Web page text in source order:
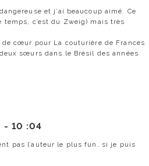
et j’ai beaucoup aimé. Ce
temps, c’est du Zweig) mais très
de cœur pour La couturière de Frances
sœurs dans le Brésil des années
- 10 :04
pas l’auteur le plus fun, si je puis